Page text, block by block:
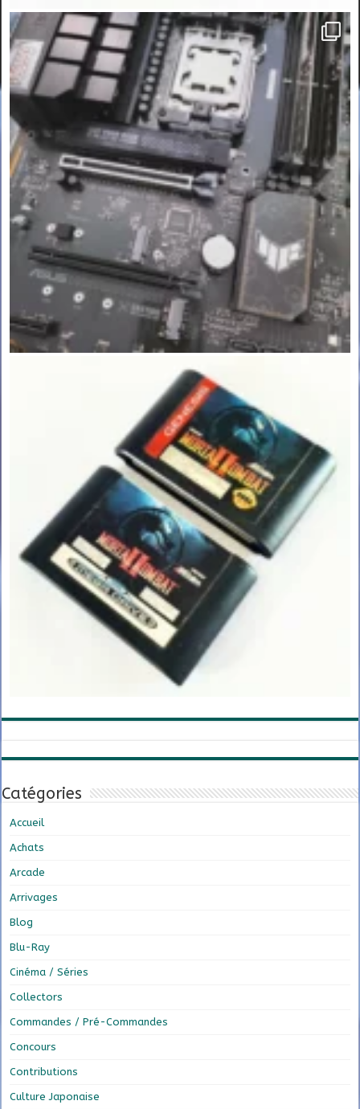
Catégories
Accueil
Achats
Arcade
Arrivages
Blog
Blu-Ray
Cinéma / Séries
Collectors
Commandes / Pré-Commandes
Concours
Contributions
Culture Japonaise